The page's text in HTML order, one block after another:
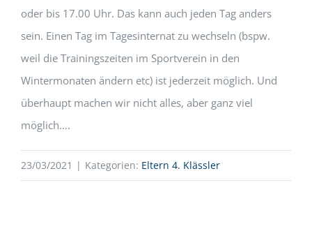
oder bis 17.00 Uhr. Das kann auch jeden Tag anders
sein. Einen Tag im Tagesinternat zu wechseln (bspw.
weil die Trainingszeiten im Sportverein in den
Wintermonaten ändern etc) ist jederzeit möglich. Und
überhaupt machen wir nicht alles, aber ganz viel
möglich….
23/03/2021 | Kategorien: Eltern 4. Klässler